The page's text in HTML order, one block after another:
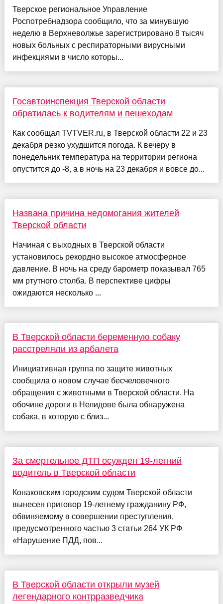
Тверское региональное Управление
Роспотребнадзора сообщило, что за минувшую
неделю в Верхневолжье зарегистрировано 8 тысяч
новых больных с респираторными вирусными
инфекциями в число которы...
Госавтоинспекция Тверской области
обратилась к водителям и пешеходам
Как сообщал TVTVER.ru, в Тверской области 22 и 23
декабря резко ухудшится погода. К вечеру в
понедельник температура на территории региона
опустится до -8, а в ночь на 23 декабря и вовсе до...
Названа причина недомогания жителей
Тверской области
Начиная с выходных в Тверской области
установилось рекордно высокое атмосферное
давление. В ночь на среду барометр показывал 765
мм ртутного столба. В перспективе цифры
ожидаются несколько ...
В Тверской области беременную собаку
расстреляли из арбалета
Инициативная группа по защите животных
сообщила о новом случае бесчеловечного
обращения с животными в Тверской области. На
обочине дороги в Нелидове была обнаружена
собака, в которую с близ...
За смертельное ДТП осужден 19-летний
водитель в Тверской области
Конаковским городским судом Тверской области
вынесен приговор 19-летнему гражданину РФ,
обвиняемому в совершении преступления,
предусмотренного частью 3 статьи 264 УК РФ
«Нарушение ПДД, пов...
В Тверской области открыли музей
легендарного контрразведчика